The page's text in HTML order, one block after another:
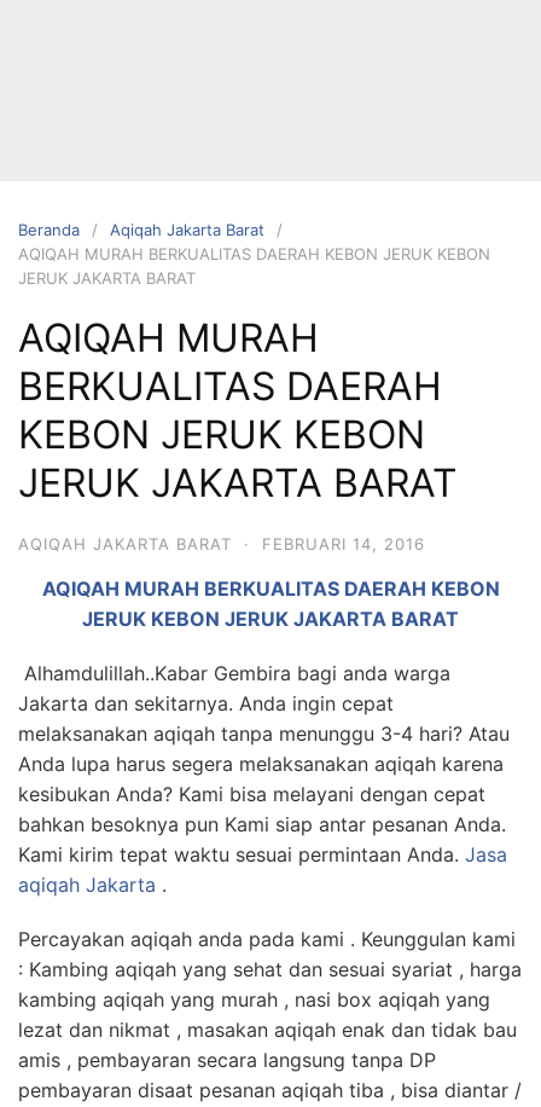
KAMI
6713
Beranda
Aqiqah Jakarta Barat
AQIQAH MURAH BERKUALITAS DAERAH KEBON JERUK KEBON
JERUK JAKARTA BARAT
AQIQAH MURAH
BERKUALITAS DAERAH
KEBON JERUK KEBON
JERUK JAKARTA BARAT
AQIQAH JAKARTA BARAT · FEBRUARI 14, 2016
AQIQAH MURAH BERKUALITAS DAERAH KEBON
JERUK KEBON JERUK JAKARTA BARAT
Alhamdulillah..Kabar Gembira bagi anda warga
Jakarta dan sekitarnya. Anda ingin cepat
melaksanakan aqiqah tanpa menunggu 3-4 hari? Atau
Anda lupa harus segera melaksanakan aqiqah karena
kesibukan Anda? Kami bisa melayani dengan cepat
bahkan besoknya pun Kami siap antar pesanan Anda.
Kami kirim tepat waktu sesuai permintaan Anda. Jasa
aqiqah Jakarta .
Percayakan aqiqah anda pada kami . Keunggulan kami
: Kambing aqiqah yang sehat dan sesuai syariat , harga
kambing aqiqah yang murah , nasi box aqiqah yang
lezat dan nikmat , masakan aqiqah enak dan tidak bau
amis , pembayaran secara langsung tanpa DP
pembayaran disaat pesanan aqiqah tiba , bisa diantar /